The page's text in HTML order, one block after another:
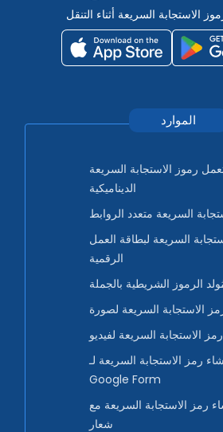
الاستجابة السريعة أثناء التنقل
الموارد
رموز الاستجابة السريعة
الديناميكية
السريعة متعدد الروابط
السريعة لبطاقة العمل
الرقمية
الرموز الشريطية بالجملة
الاستجابة السريعة لصورة
الاستجابة السريعة لفيديو
رمز الاستجابة السريعة لـ
Google Form
رمز الاستجابة السريعة مع
شعار